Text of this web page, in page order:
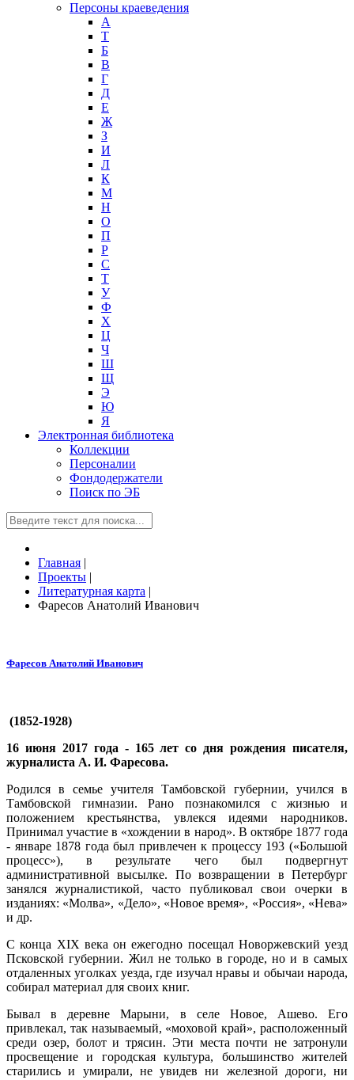
Персоны краеведения
А
T
Б
В
Г
Д
Е
Ж
З
И
Л
К
М
Н
О
П
Р
С
Т
У
Ф
Х
Ц
Ч
Ш
Щ
Э
Ю
Я
Электронная библиотека
Коллекции
Персоналии
Фондодержатели
Поиск по ЭБ
Главная |
Проекты |
Литературная карта |
Фаресов Анатолий Иванович
Фаресов Анатолий Иванович
(1852-1928)
16 июня 2017 года - 165 лет со дня рождения писателя,
журналиста А. И. Фаресова.
Родился в семье учителя Тамбовской губернии, учился в
Тамбовской гимназии. Рано познакомился с жизнью и
положением крестьянства, увлекся идеями народников.
Принимал участие в «хождении в народ». В октябре 1877 года
- январе 1878 года был привлечен к процессу 193 («Большой
процесс»), в результате чего был подвергнут
административной высылке. По возвращении в Петербург
занялся журналистикой, часто публиковал свои очерки в
изданиях: «Молва», «Дело», «Новое время», «Россия», «Нева»
и др.
С конца XIX века он ежегодно посещал Новоржевский уезд
Псковской губернии. Жил не только в городе, но и в самых
отдаленных уголках уезда, где изучал нравы и обычаи народа,
собирал материал для своих книг.
Бывал в деревне Марыни, в селе Новое, Ашево. Его
привлекал, так называемый, «моховой край», расположенный
среди озер, болот и трясин. Эти места почти не затронули
просвещение и городская культура, большинство жителей
старились и умирали, не увидев ни железной дороги, ни